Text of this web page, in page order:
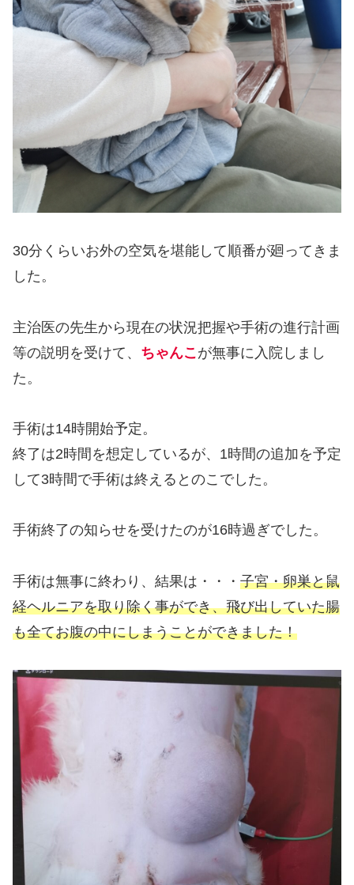
30分くらいお外の空気を堪能して順番が廻ってきま
した。
主治医の先生から現在の状況把握や手術の進行計画
等の説明を受けて、 ちゃんこ が無事に入院しまし
た。
手術は14時開始予定。
終了は2時間を想定しているが、1時間の追加を予定
して3時間で手術は終えるとのこでした。
手術終了の知らせを受けたのが16時過ぎでした。
手術は無事に終わり、結果は・・・ 子宮・卵巣と鼠
経ヘルニアを取り除く事ができ、飛び出していた腸
も全てお腹の中にしまうことができました！